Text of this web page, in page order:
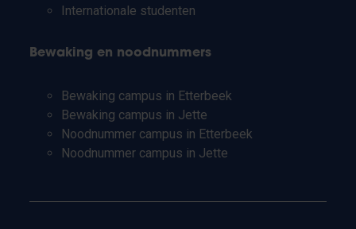
Internationale studenten
Bewaking en noodnummers
Bewaking campus in Etterbeek
Bewaking campus in Jette
Noodnummer campus in Etterbeek
Noodnummer campus in Jette